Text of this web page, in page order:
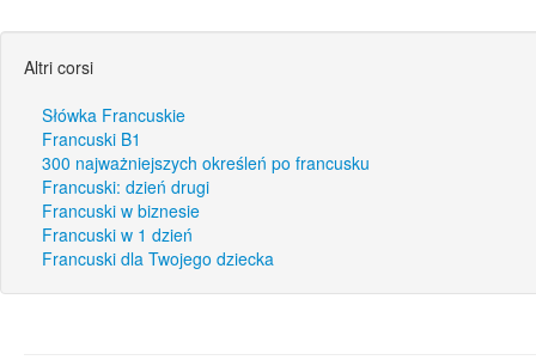
Altri corsi
Słówka Francuskie
Francuski B1
300 najważniejszych określeń po francusku
Francuski: dzień drugi
Francuski w biznesie
Francuski w 1 dzień
Francuski dla Twojego dziecka